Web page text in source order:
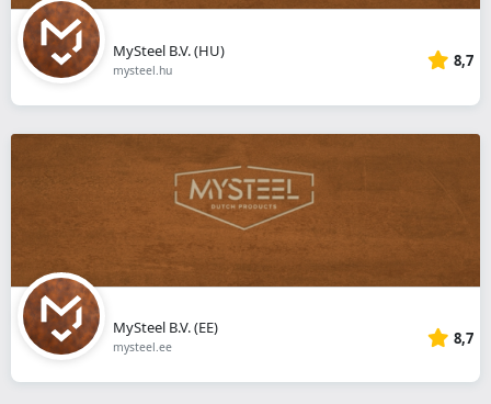
MySteel B.V. (HU)
mysteel.hu 8,7
MySteel B.V. (EE)
mysteel.ee 8,7